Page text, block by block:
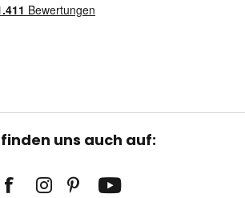
finden uns auch auf: